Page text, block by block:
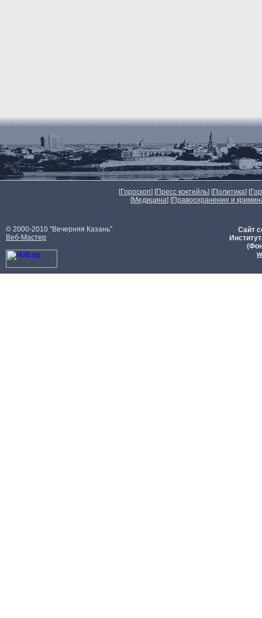
[Гороскоп] [Пресс коктейль] [Политика] [
[Медицина] [Правоохранение и
© 2000-2010 "Вечерняя Казань"
Веб-Мастер
Сайт